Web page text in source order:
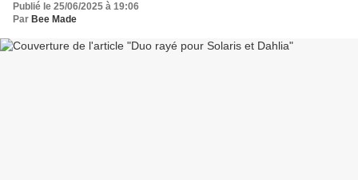
Publié le 25/06/2025 à 19:06
Par Bee Made